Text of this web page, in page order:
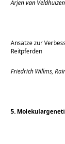
Arjen van
Ansätze zur
Reitpferden
Friedrich Willms,
5.